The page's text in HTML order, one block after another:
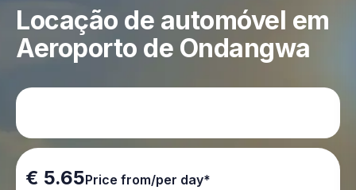
Locação de automóvel em
Aeroporto de Ondangwa
€ 5.65Price from/per day*